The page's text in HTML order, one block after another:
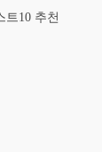
트10 추천